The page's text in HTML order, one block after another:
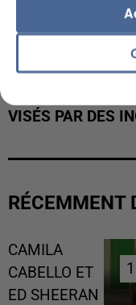
GABRIEL ATTAL
VISÉS PAR DES
RÉCEMMENT
CAMILA
CABELLO ET
ED SHEERAN